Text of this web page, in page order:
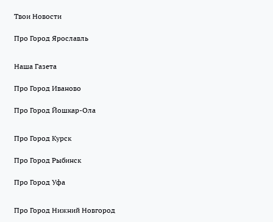
Твои Новости
Про Город Ярославль
Наша Газета
Про Город Иваново
Про Город Йошкар-Ола
Про Город Курск
Про Город Рыбинск
Про Город Уфа
Про Город Нижний Новгород